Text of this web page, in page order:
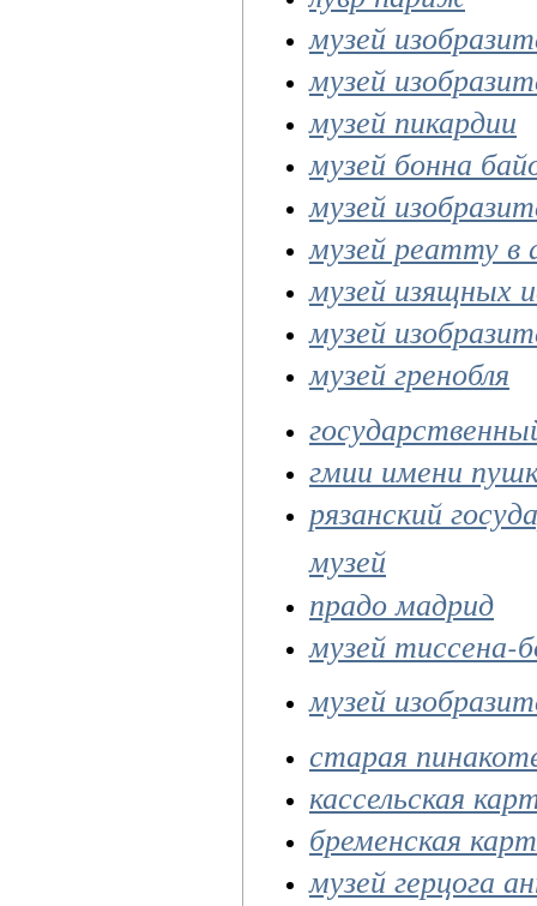
музей
музей
музей пикардии
музей бонна
музей
музей реатту в
музей изящных
музей
музей гренобля
гмии имени
рязанский
музей
прадо мадрид
музей тиссена-
музей
старая
кассельская
бременская
музей герцога